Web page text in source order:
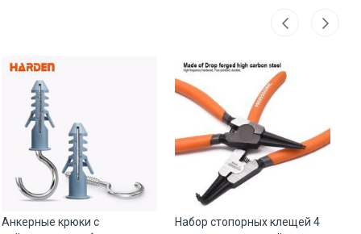
Анкерные крюки с
Набор стопорных клещей 4